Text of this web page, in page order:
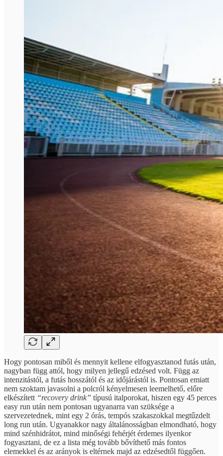
Hogy pontosan miből és mennyit kellene elfogyasztanod futás után,
nagyban függ attól, hogy milyen jellegű edzésed volt. Függ az
intenzitástól, a futás hosszától és az időjárástól is. Pontosan emiatt
nem szoktam javasolni a polcról kényelmesen leemelhető, előre
elkészített “recovery drink” típusú italporokat, hiszen egy 45 perces
easy run után nem pontosan ugyanarra van szüksége a
szervezetednek, mint egy 2 órás, tempós szakaszokkal megtűzdelt
long run után. Ugyanakkor nagy általánosságban elmondható, hogy
mind szénhidrátot, mind minőségi fehérjét érdemes ilyenkor
fogyasztani, de ez a lista még tovább bővíthető más fontos
elemekkel és az arányok is eltérnek majd az edzésedtől függően.